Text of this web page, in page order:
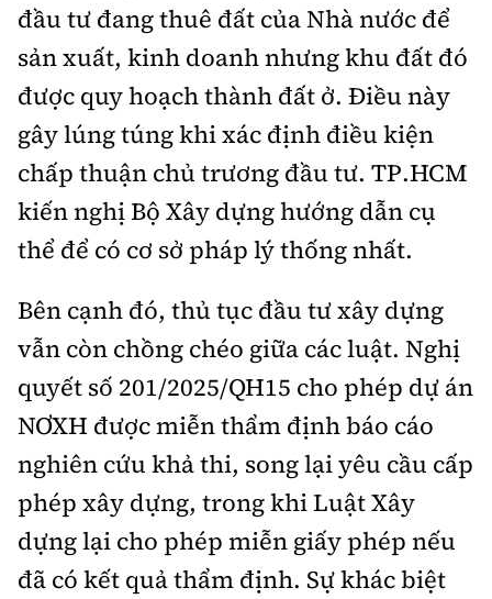
đầu tư đang thuê đất của Nhà nước để
sản xuất, kinh doanh nhưng khu đất đó
được quy hoạch thành đất ở. Điều này
gây lúng túng khi xác định điều kiện
chấp thuận chủ trương đầu tư. TP.HCM
kiến nghị Bộ Xây dựng hướng dẫn cụ
thể để có cơ sở pháp lý thống nhất.
Bên cạnh đó, thủ tục đầu tư xây dựng
vẫn còn chồng chéo giữa các luật. Nghị
quyết số 201/2025/QH15 cho phép dự án
NƠXH được miễn thẩm định báo cáo
nghiên cứu khả thi, song lại yêu cầu cấp
phép xây dựng, trong khi Luật Xây
dựng lại cho phép miễn giấy phép nếu
đã có kết quả thẩm định. Sự khác biệt